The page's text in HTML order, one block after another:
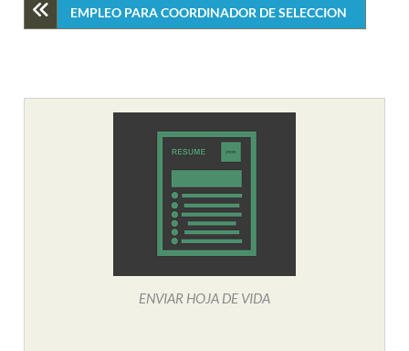
EMPLEO PARA COORDINADOR DE SELECCION
ENVIAR HOJA DE VIDA